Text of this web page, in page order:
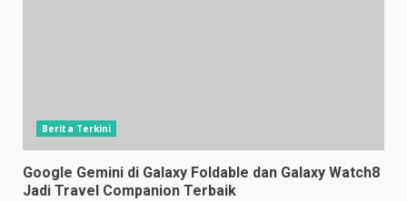
Berita Terkini
Google Gemini di Galaxy Foldable dan Galaxy Watch8
Jadi Travel Companion Terbaik